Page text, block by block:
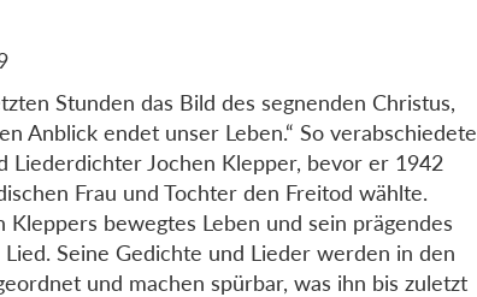
Stunden das Bild des segnenden Christus,
Anblick endet unser Leben.“ So verabschiedete
Liederdichter Jochen Klepper, bevor er 1942
Frau und Tochter den Freitod wählte.
bewegtes Leben und sein prägendes
Seine Gedichte und Lieder werden in den
und machen spürbar, was ihn bis zuletzt